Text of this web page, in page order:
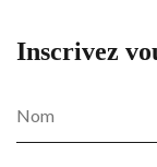
Inscrivez